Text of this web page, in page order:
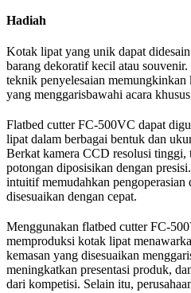
Hadiah
Kotak lipat yang unik dapat
barang dekoratif kecil atau
teknik penyelesaian
yang menggarisbawahi acara
Flatbed cutter FC-500VC dapat
lipat dalam berbagai bentuk dan
Berkat kamera CCD resolusi tinggi,
potongan diposisikan dengan
intuitif memudahkan pengoperasian
disesuaikan dengan cepat.
Menggunakan flatbed cutter FC-
memproduksi kotak lipat
kemasan yang disesuaikan
meningkatkan presentasi produk,
dari kompetisi. Selain itu,